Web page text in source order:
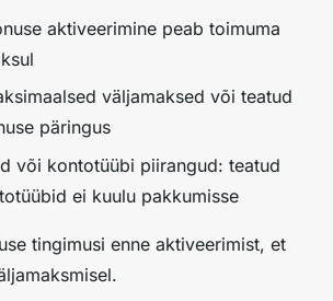
aktiveerimine peab toimuma
väljamaksed või teatud
päringus
või kontotüübi piirangud: teatud
ei kuulu pakkumisse
tingimusi enne aktiveerimist, et